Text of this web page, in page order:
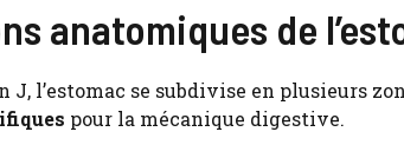
anatomiques de
J, l’estomac se subdivise en plusieurs
pour la mécanique digestive.